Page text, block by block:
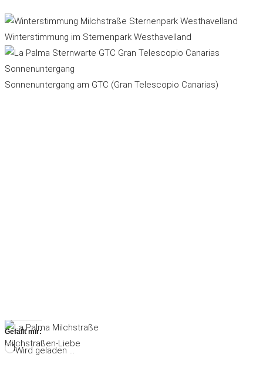
Winterstimmung im Sternenpark Westhavelland
Sonnenuntergang am GTC (Gran Telescopio Canarias)
Milchstraßen-Liebe
Gefällt mir:
Wird geladen …